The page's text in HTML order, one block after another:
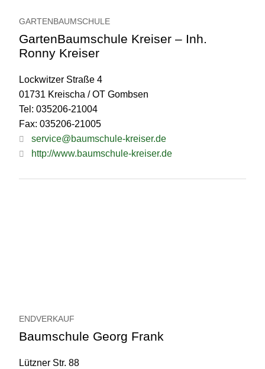
GARTENBAUMSCHULE
GartenBaumschule Kreiser – Inh.
Ronny Kreiser
Lockwitzer Straße 4
01731 Kreischa / OT Gombsen
Tel: 035206-21004
Fax: 035206-21005
service@baumschule-kreiser.de
http://www.baumschule-kreiser.de
ENDVERKAUF
Baumschule Georg Frank
Lützner Str. 88